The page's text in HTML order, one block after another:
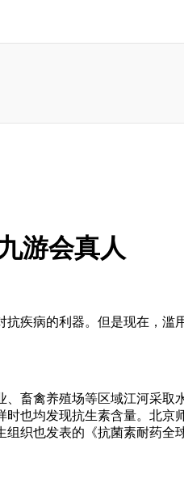
游会真人
疾病的利器。但是现在，滥
畜禽养殖场等区域江河采取
也均发现抗生素含量。北京
织也发表的《抗菌素耐药全